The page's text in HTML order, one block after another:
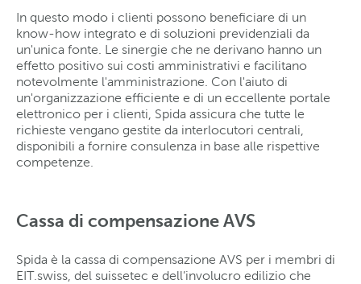
In questo modo i clienti possono beneficiare di un
know-how integrato e di soluzioni previdenziali da
un'unica fonte. Le sinergie che ne derivano hanno un
effetto positivo sui costi amministrativi e facilitano
notevolmente l'amministrazione. Con l'aiuto di
un'organizzazione efficiente e di un eccellente portale
elettronico per i clienti, Spida assicura che tutte le
richieste vengano gestite da interlocutori centrali,
disponibili a fornire consulenza in base alle rispettive
competenze.
Cassa di compensazione AVS
Spida è la cassa di compensazione AVS per i membri di
EIT.swiss, del suissetec e dell’involucro edilizio che